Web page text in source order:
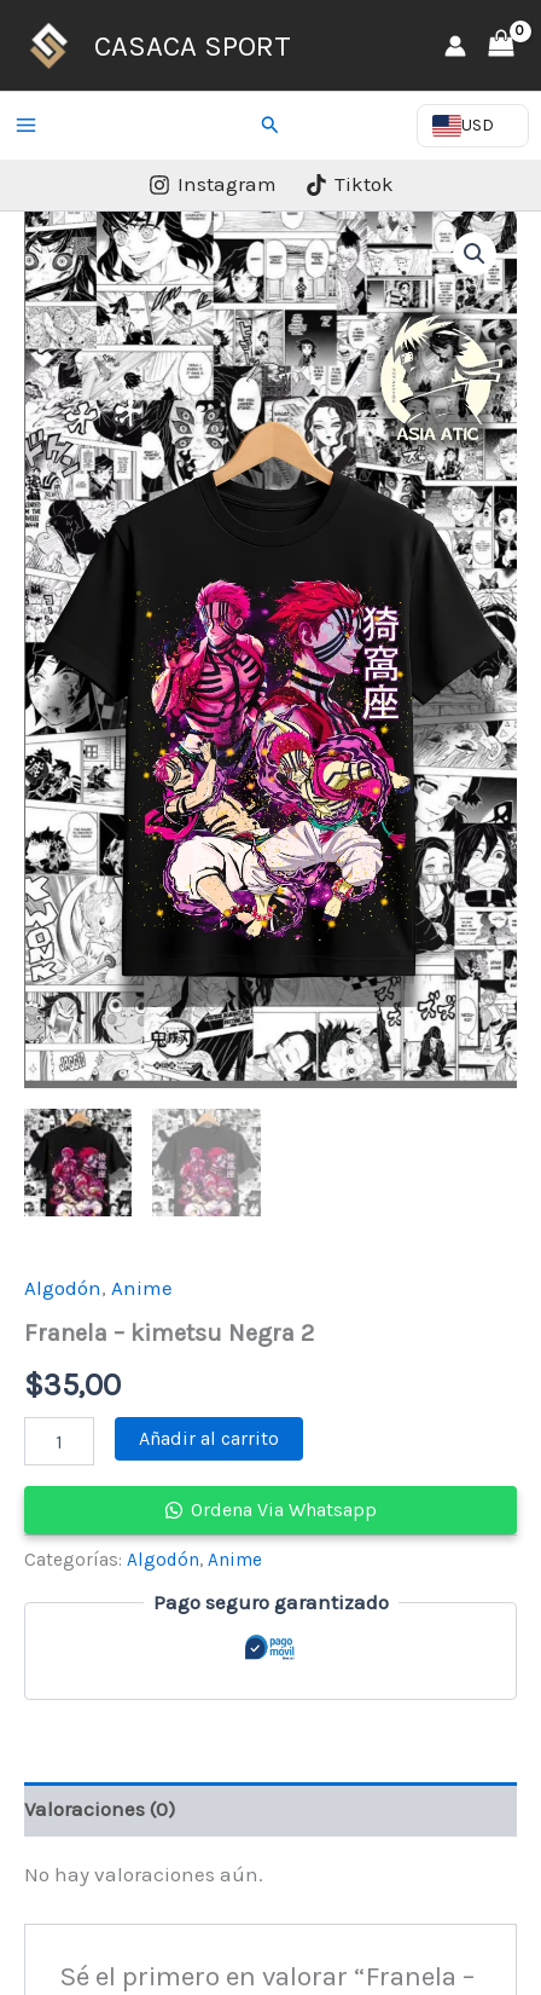
CASACA SPORT
Buscar USD
Instagram Tiktok
Algodón, Anime
Franela – kimetsu Negra 2
$35,00
Añadir al carrito
Ordena Via Whatsapp
Categorías: Algodón, Anime
Pago seguro garantizado
Valoraciones (0)
No hay valoraciones aún.
Sé el primero en valorar “Franela –